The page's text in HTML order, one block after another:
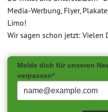
Media-Werbung, Flyer,
Limo!
Wir sagen schon jetzt: Vielen
Melde dich für unseren
verpassen*